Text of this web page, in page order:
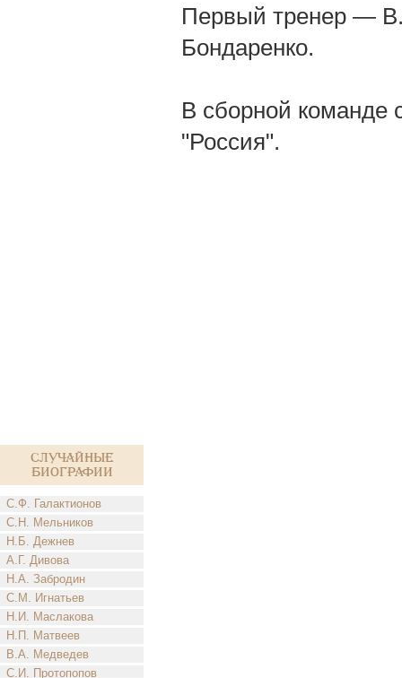
Случайные
биографии
С.Ф. Галактионов
С.Н. Мельников
Н.Б. Дежнев
А.Г. Дивова
Н.А. Забродин
С.М. Игнатьев
Н.И. Маслакова
Н.П. Матвеев
В.А. Медведев
С.И. Протопопов
Первый тренер —
Бондаренко.
В сборной команде
"Россия".